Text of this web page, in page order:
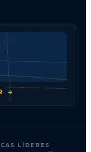
LÍDERES